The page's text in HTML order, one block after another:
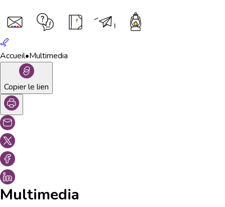
Accueil•Multimedia
Copier le lien
Multimedia